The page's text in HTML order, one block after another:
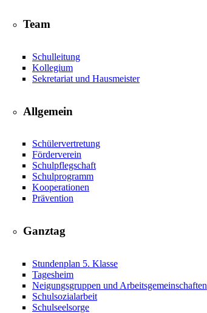
Team
Schulleitung
Kollegium
Sekretariat und Hausmeister
Allgemein
Schülervertretung
Förderverein
Schulpflegschaft
Schulprogramm
Kooperationen
Prävention
Ganztag
Stundenplan 5. Klasse
Tagesheim
Neigungsgruppen und Arbeitsgemeinschaften
Schulsozialarbeit
Schulseelsorge